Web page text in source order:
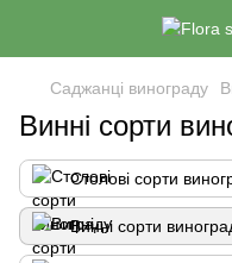
Саджанці винограду
Винні сорти
Столові сорти
Винні сорти